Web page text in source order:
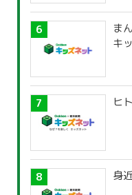
ま
キ
ヒト
身